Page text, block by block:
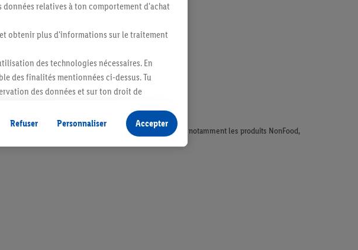
décoration. Les produits faisant l'objet de la publicité, notamment les produits NonFood,
données relatives à ton comportement d'achat
obtenir plus d'informations sur le traitement
des technologies nécessaires. En
des finalités mentionnées ci-dessus. Tu
des données et sur ton droit de
Refuser Personnaliser Accepter